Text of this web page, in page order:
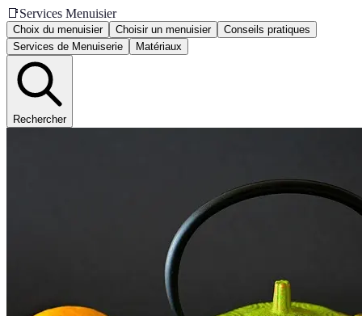
📑Services Menuisier
Choix du menuisier Choisir un menuisier
Conseils pratiques
Services de Menuiserie
Matériaux
Rechercher